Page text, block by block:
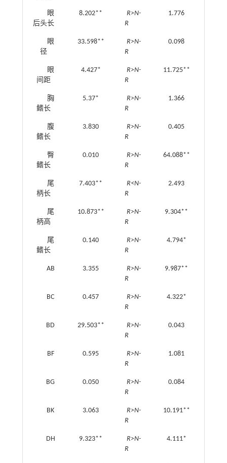
眼
后头长
8.202**
R>N-
R
1.776
眼
径
33.598**
R>N-
R
0.098
眼
间距
4.427*
R>N-
R
11.725**
胸
鳍长
5.37*
R>N-
R
1.366
腹
鳍长
3.830
R>N-
R
0.405
臀
鳍长
0.010
R>N-
R
64.088**
尾
柄长
7.403**
R<N-
R
2.493
尾
柄高
10.873**
R>N-
R
9.304**
尾
鳍长
0.140
R>N-
R
4.794*
AB 3.355
R>N-
R
9.987**
BC 0.457
R>N-
R
4.322*
BD 29.503**
R>N-
R
0.043
BF 0.595
R>N-
R
1.081
BG 0.050
R>N-
R
0.084
BK 3.063
R>N-
R
10.191**
DH 9.323**
R>N-
R
4.111*